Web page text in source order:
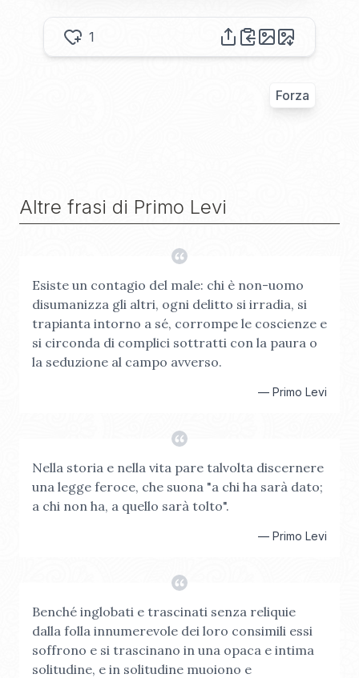
1
Forza
Altre frasi di Primo Levi
Esiste un contagio del male: chi è non-uomo
disumanizza gli altri, ogni delitto si irradia, si
trapianta intorno a sé, corrompe le coscienze e
si circonda di complici sottratti con la paura o
la seduzione al campo avverso.
— Primo Levi
Nella storia e nella vita pare talvolta discernere
una legge feroce, che suona "a chi ha sarà dato;
a chi non ha, a quello sarà tolto".
— Primo Levi
Benché inglobati e trascinati senza reliquie
dalla folla innumerevole dei loro consimili essi
soffrono e si trascinano in una opaca e intima
solitudine, e in solitudine muoiono e